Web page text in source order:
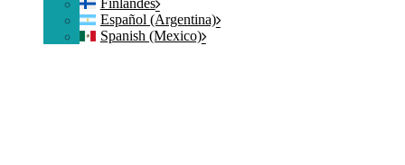
Finlandés
Español (Argentina)
Spanish (Mexico)